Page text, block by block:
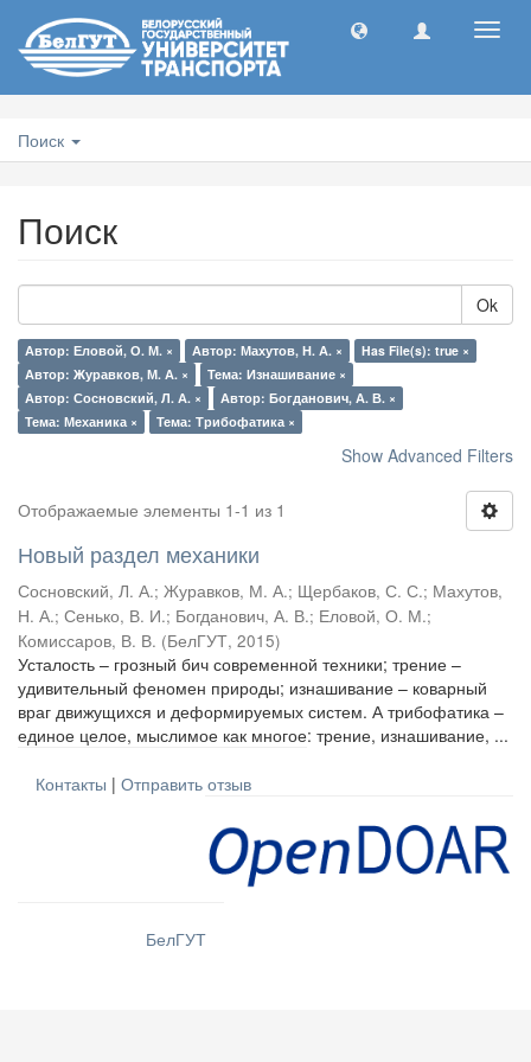
Поиск
Поиск
Ok
Автор: Еловой, О. М. × Автор: Махутов, Н. А. ×
Has File(s): true ×
Автор: Журавков, М. А. ×
Тема: Изнашивание ×
Автор: Сосновский, Л. А. ×
Автор: Богданович, А. В. ×
Тема: Механика ×
Тема: Трибофатика ×
Show Advanced Filters
Отображаемые элементы 1-1 из 1
Новый раздел механики
Сосновский, Л. А.; Журавков, М. А.; Щербаков, С. С.; Махутов,
Н. А.; Сенько, В. И.; Богданович, А. В.; Еловой, О. М.;
Комиссаров, В. В. (БелГУТ, 2015)
Усталость – грозный бич современной техники; трение –
удивительный феномен природы; изнашивание – коварный
враг движущихся и деформируемых систем. А трибофатика –
единое целое, мыслимое как многое: трение, изнашивание, ...
Контакты | Отправить отзыв
БелГУТ